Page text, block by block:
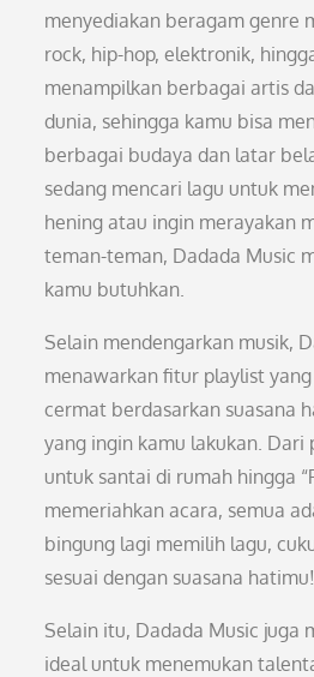
menyediakan beragam genre
rock, hip-hop, elektronik,
menampilkan berbagai artis
dunia, sehingga kamu bisa
berbagai budaya dan latar
sedang mencari lagu untuk
hening atau ingin merayakan
teman-teman, Dadada Music
kamu butuhkan.
Selain mendengarkan musik,
menawarkan fitur playlist yang
cermat berdasarkan suasana
yang ingin kamu lakukan. Dari
untuk santai di rumah hingga
memeriahkan acara, semua
bingung lagi memilih lagu,
sesuai dengan suasana hatimu!
Selain itu, Dadada Music juga
ideal untuk menemukan